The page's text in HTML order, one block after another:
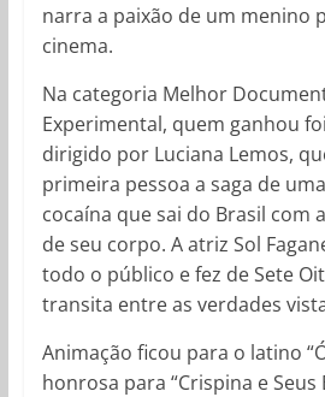
narra a paixão de um menino
cinema.
Na categoria Melhor
Experimental, quem ganhou foi
dirigido por Luciana Lemos,
primeira pessoa a saga de
cocaína que sai do Brasil com
de seu corpo. A atriz Sol
todo o público e fez de Sete
transita entre as verdades
Animação ficou para o latino
honrosa para “Crispina e Seus